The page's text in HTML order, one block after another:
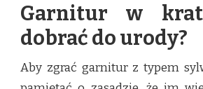
Garnitur w
dobrać do urody?
Aby zgrać garnitur z typem